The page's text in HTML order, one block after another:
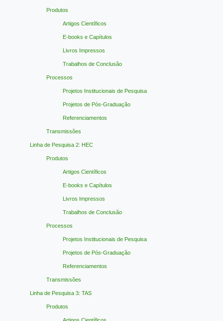
Produtos
Artigos Científicos
E-books e Capítulos
Livros Impressos
Trabalhos de Conclusão
Processos
Projetos Institucionais de Pesquisa
Projetos de Pós-Graduação
Referenciamentos
Transmissões
Linha de Pesquisa 2: HEC
Produtos
Artigos Científicos
E-books e Capítulos
Livros Impressos
Trabalhos de Conclusão
Processos
Projetos Institucionais de Pesquisa
Projetos de Pós-Graduação
Referenciamentos
Transmissões
Linha de Pesquisa 3: TAS
Produtos